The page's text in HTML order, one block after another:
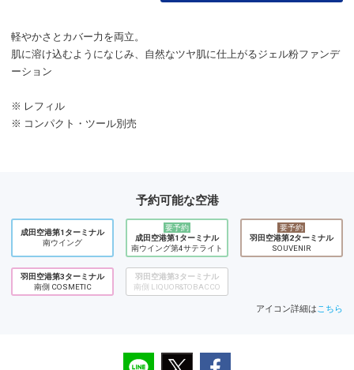
軽やかさとカバー力を両立。
肌に溶け込むようになじみ、自然なツヤ肌に仕上がるジェル粉ファンデ
ーション
※ レフィル
※ コンパクト・ツール別売
予約可能な空港
成田空港第1ターミナル
南ウイング
要予約
成田空港第1ターミナル
南ウイング第4サテライト
要予約
羽田空港第2ターミナル
SOUVENIR
羽田空港第3ターミナル
南側 COSMETIC
羽田空港第3ターミナル
南側 LIQUOR&TOBACCO
アイコン詳細はこちら